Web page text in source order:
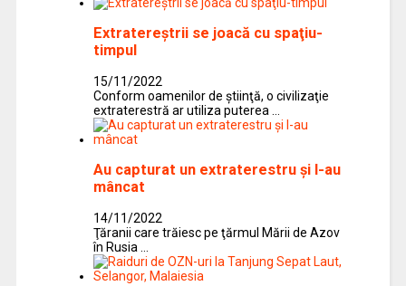
Extratereştrii se joacă cu spaţiu-
timpul
15/11/2022
Conform oamenilor de ştiinţă, o civilizaţie
extraterestră ar utiliza puterea …
Au capturat un extraterestru şi l-au
mâncat
14/11/2022
Ţăranii care trăiesc pe ţărmul Mării de Azov
în Rusia …